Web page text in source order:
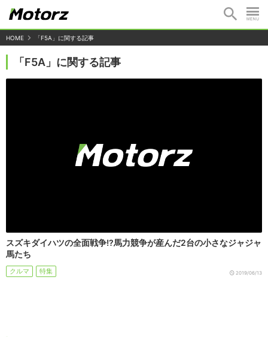
HOME 「F5A」に関する記事
「F5A」に関する記事
スズキダイハツの全面戦争!?馬力競争が産んだ2台の小さなジャジャ
馬たち
クルマ 特集 2019/06/13